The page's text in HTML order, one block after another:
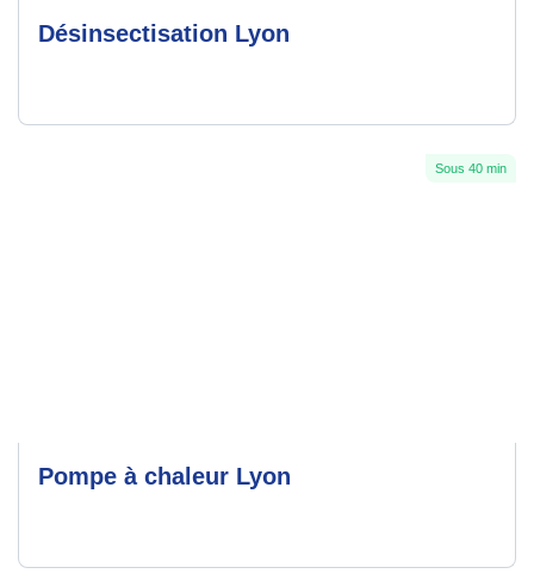
Désinsectisation Lyon
Sous 40 min
Pompe à chaleur Lyon